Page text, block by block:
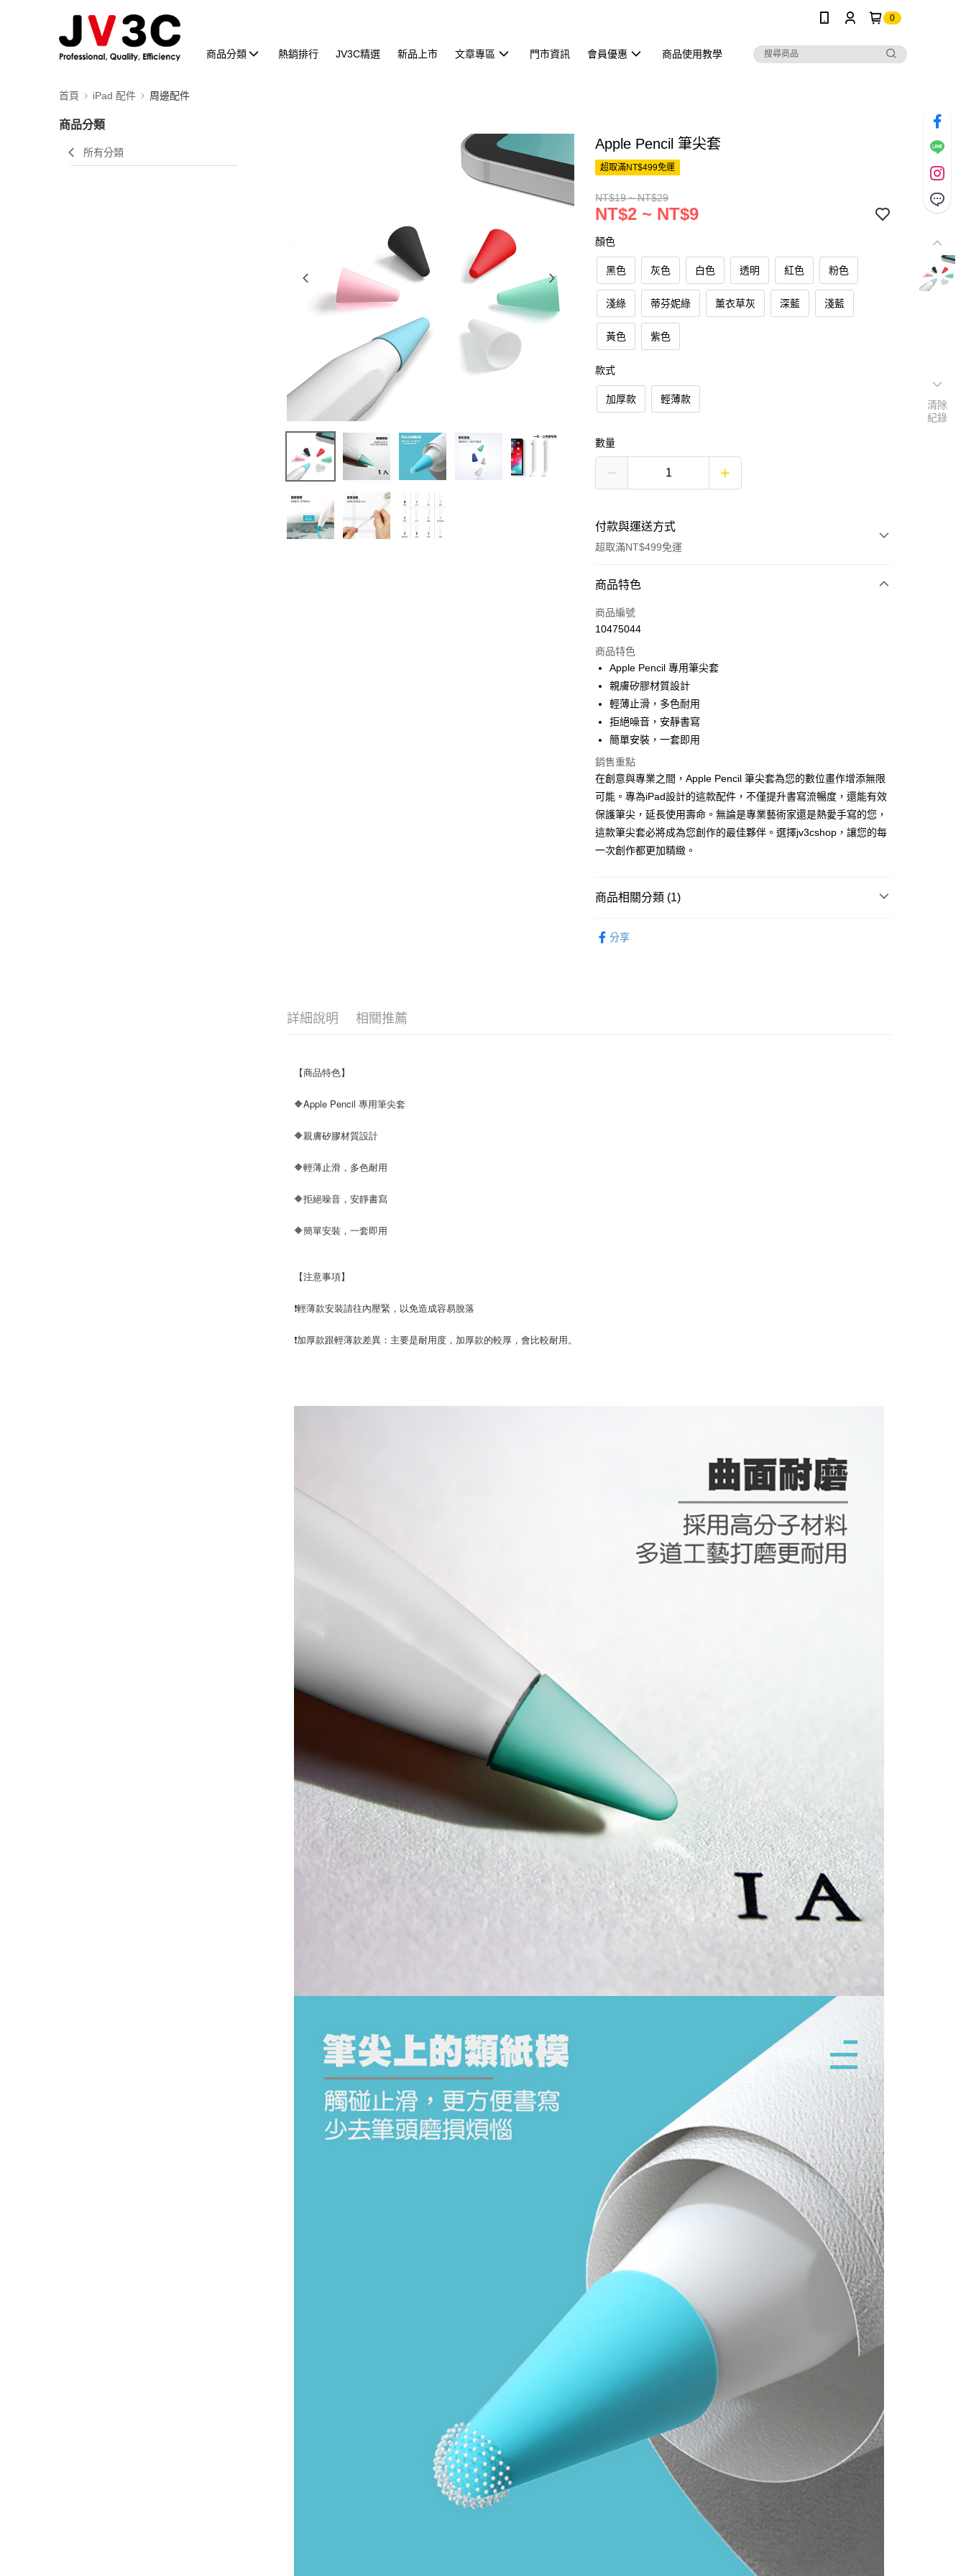
0
商品分類 熱銷排行 JV3C精選 新品上市 文章專區 門市資訊 會員優惠 商品使用教學
首頁 iPad 配件 周邊配件
商品分類
所有分類
Apple Pencil 筆尖套
超取滿NT$499免運
NT$19 ~ NT$29
NT$2 ~ NT$9
顏色
黑色 灰色 白色 透明 紅色 粉色
淺綠 蒂芬妮綠 薰衣草灰 深藍 淺藍
黃色 紫色
款式
加厚款 輕薄款
數量
付款與運送方式
超取滿NT$499免運
付款方式
信用卡一次付款
LINE Pay
Apple Pay
街口支付
AFTEE先享後付
相關說明
【關於「AFTEE先享後付」】
AFTEE先享後付是「在收到商品之後才付款」的支付方式。 讓您購物簡單
便利好安心！
１．簡單：不需註冊會員、不需綁卡、不需儲值。
２．便利：只要手機號碼，簡訊認證，即可結帳。
３．安心：先確認商品／服務後，再付款。
付」結帳頁面，進行簡訊認證並確認金額後，即可完成結帳。
２．訂單成立數日內，您將收到繳費通知簡訊。
／ATM／網路銀行／等多元方式進行付款，方視為交易完成。
※ 請注意：結帳手續完成當下不需立刻繳費，但若您需要取消訂單，請聯
ATM付款
運送方式
全家取貨付款
付款後全家取貨
商品特色
商品編號
10475044
商品特色
Apple Pencil 專用筆尖套
親膚矽膠材質設計
輕薄止滑，多色耐用
拒絕噪音，安靜書寫
簡單安裝，一套即用
銷售重點
在創意與專業之間，Apple Pencil 筆尖套為您的數位畫作增添無限
可能。專為iPad設計的這款配件，不僅提升書寫流暢度，還能有效
保護筆尖，延長使用壽命。無論是專業藝術家還是熱愛手寫的您，
這款筆尖套必將成為您創作的最佳夥伴。選擇jv3cshop，讓您的每
一次創作都更加精緻。
商品相關分類 (1)
分享
詳細說明 相關推薦
【商品特色】
🔶Apple Pencil 專用筆尖套
🔶親膚矽膠材質設計
🔶輕薄止滑，多色耐用
🔶拒絕噪音，安靜書寫
🔶簡單安裝，一套即用
【注意事項】
❗輕薄款安裝請往內壓緊，以免造成容易脫落
❗加厚款跟輕薄款差異：主要是耐用度，加厚款的較厚，會比較耐用。
清除
紀錄